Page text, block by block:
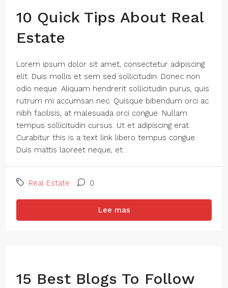
10 Quick Tips About Real
Estate
Lorem ipsum dolor sit amet, consectetur adipiscing
elit. Duis mollis et sem sed sollicitudin. Donec non
odio neque. Aliquam hendrerit sollicitudin purus, quis
rutrum mi accumsan nec. Quisque bibendum orci ac
nibh facilisis, at malesuada orci congue. Nullam
tempus sollicitudin cursus. Ut et adipiscing erat.
Curabitur this is a text link libero tempus congue.
Duis mattis laoreet neque, et...
Real Estate 0
Lee mas
15 Best Blogs To Follow